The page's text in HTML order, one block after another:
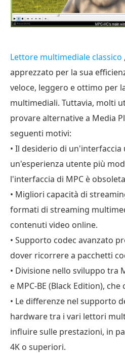
Lettore multimediale classico
apprezzato per la sua
veloce, leggero e ottimo per
multimediali. Tuttavia, molti
provare alternative a Media
seguenti motivi:
• Il desiderio di un'interfaccia
un'esperienza utente più
l'interfaccia di MPC è
• Migliori capacità di
formati di streaming
contenuti video online.
• Supporto codec avanzato
dover ricorrere a pacchetti
• Divisione nello sviluppo tra
e MPC-BE (Black Edition),
• Le differenze nel supporto
hardware tra i vari lettori
influire sulle prestazioni, in
4K o superiori.